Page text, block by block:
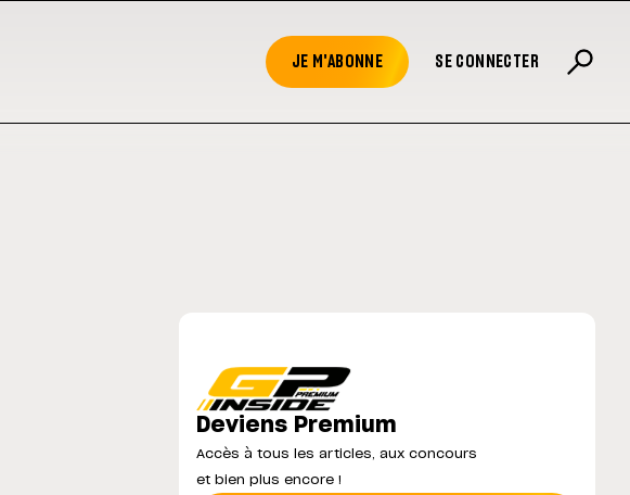
JE M'ABONNE SE CONNECTER
Deviens Premium
Accès à tous les articles, aux concours
et bien plus encore !